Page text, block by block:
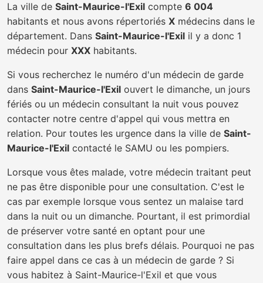
La ville de Saint-Maurice-l'Exil compte 6 004
habitants et nous avons répertoriés X médecins dans le
département. Dans Saint-Maurice-l'Exil il y a donc 1
médecin pour XXX habitants.
Si vous recherchez le numéro d'un médecin de garde
dans Saint-Maurice-l'Exil ouvert le dimanche, un jours
fériés ou un médecin consultant la nuit vous pouvez
contacter notre centre d'appel qui vous mettra en
relation. Pour toutes les urgence dans la ville de Saint-
Maurice-l'Exil contacté le SAMU ou les pompiers.
Lorsque vous êtes malade, votre médecin traitant peut
ne pas être disponible pour une consultation. C'est le
cas par exemple lorsque vous sentez un malaise tard
dans la nuit ou un dimanche. Pourtant, il est primordial
de préserver votre santé en optant pour une
consultation dans les plus brefs délais. Pourquoi ne pas
faire appel dans ce cas à un médecin de garde ? Si
vous habitez à Saint-Maurice-l'Exil et que vous